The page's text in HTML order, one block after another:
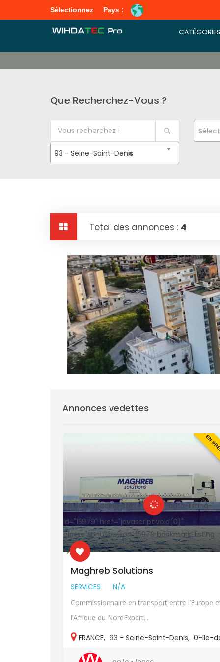
Sélectionnez Pays :
CATÉGORIES
Que Recherchez-Vous ?
×
93 - Seine-Saint-Denis
Total des annonces : 4
Annonces vedettes
EN
<a data-loading-text="
" data-listing-
id="15979" href="javascript:void(0)"
class="sonu-button-15979 bookmark-listing
">
Maghreb Solutions
SERVICES N/A
Commissionnaire en transport entre l’Europe
l’Afrique du NordExpert...
FRANCE, 93 - Seine-Saint-Denis, 0-Ile-
France,